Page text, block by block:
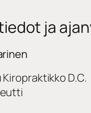
ja
D.C.